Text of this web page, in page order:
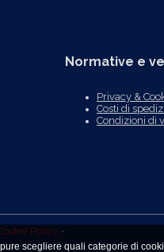
scegliere quali categorie di
Normative e
Privacy &
Costi di
Condizioni di
Policy •